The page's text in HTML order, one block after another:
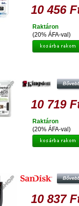
10 456
(20% ÁFA-val)
Raktáron
ANDROID TELEFONOKHOZ,
TABLETEKHEZ
10 719
(20% ÁFA-val)
Raktáron
10 837